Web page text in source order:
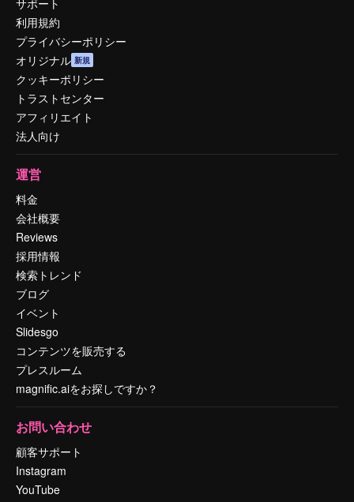
サポート
利用規約
プライバシーポリシー
オリジナル 新規
クッキーポリシー
トラストセンター
アフィリエイト
法人向け
運営
料金
会社概要
Reviews
採用情報
検索トレンド
ブログ
イベント
Slidesgo
コンテンツを販売する
プレスルーム
magnific.aiをお探しですか？
お問い合わせ
顧客サポート
Instagram
YouTube